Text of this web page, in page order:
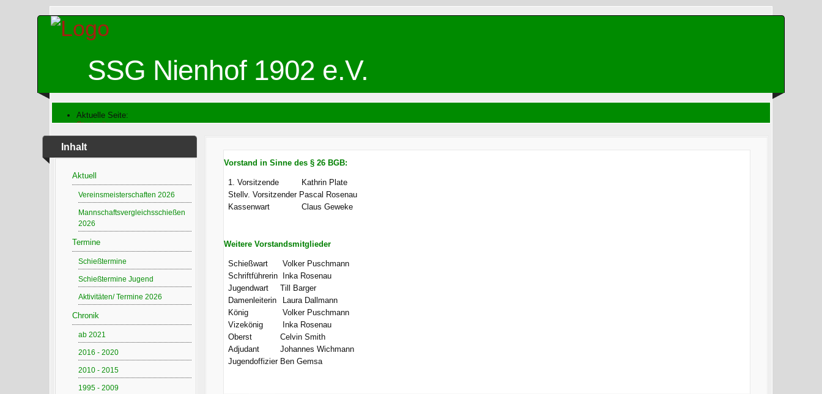
SSG Nienhof 1902 e.V.
Aktuelle Seite:
Startseite
Verein
Vorstand
Inhalt
Aktuell
Vereinsmeisterschaften 2026
Mannschaftsvergleichsschießen
2026
Termine
Schießtermine
Schießtermine Jugend
Aktivitäten/ Termine 2026
Chronik
ab 2021
2016 - 2020
2010 - 2015
1995 - 2009
Vorstand in Sinne des § 26 BGB:
1. Vorsitzende
Kathrin Plate
Stellv. Vorsitzender Pascal Rosenau
Kassenwart
Claus Geweke
Weitere Vorstandsmitglieder
Schießwart
Volker Puschmann
Schriftführerin
Inka Rosenau
Jugendwart
Till Barger
Damenleiterin
Laura Dallmann
König
Volker Puschmann
Vizekönig
Inka Rosenau
Oberst
Celvin Smith
Adjudant
Johannes Wichmann
Jugendoffizier Ben Gemsa